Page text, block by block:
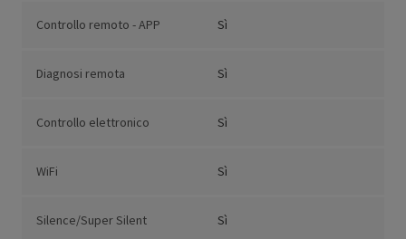
Controllo remoto - APP Sì
Diagnosi remota Sì
Controllo elettronico Sì
WiFi Sì
Silence/Super Silent Sì